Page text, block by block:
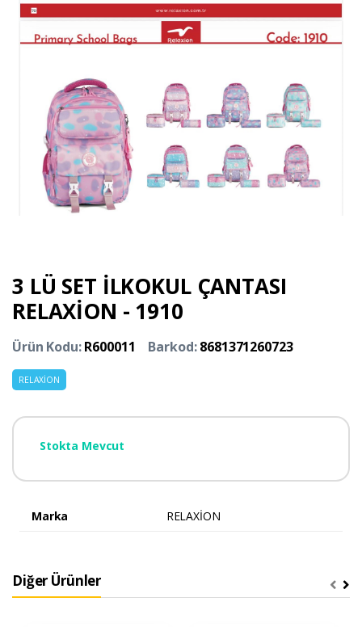
3 LÜ SET İLKOKUL ÇANTASI
RELAXİON - 1910
Ürün Kodu:R600011 Barkod:8681371260723
RELAXİON
Stokta Mevcut
Marka RELAXİON
Diğer Ürünler